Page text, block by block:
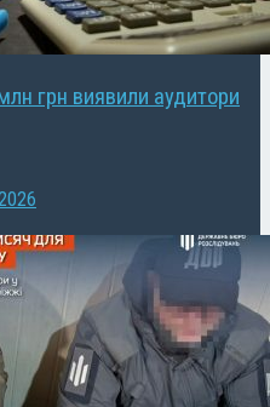
грн виявили аудитори